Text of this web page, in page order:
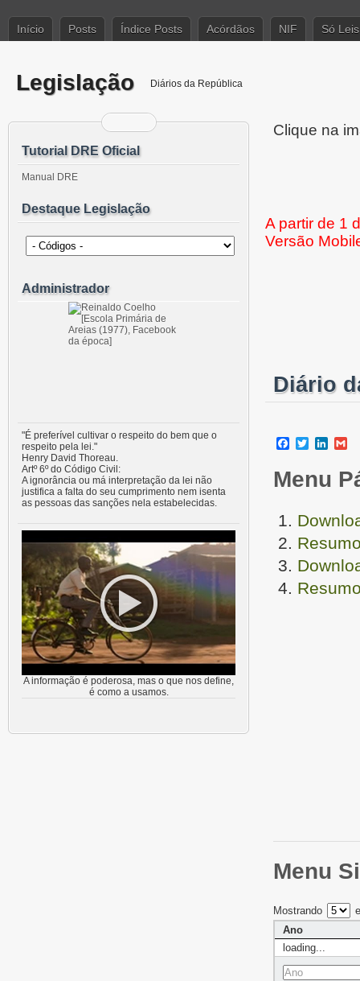
Início Posts Índice Posts Acórdãos NIF Só Leis
Legislação Diários da República
Clique na
A partir de 1
Versão
Diário
Facebook
Twitter
Menu
Menu
Mostrando
Ano
loading...
Tutorial DRE Oficial
Manual DRE
Destaque Legislação
Administrador
"É preferível cultivar o respeito do bem que o
respeito pela lei."
Henry David Thoreau.
Artº 6º do Código Civil:
A ignorância ou má interpretação da lei não
justifica a falta do seu cumprimento nem isenta
as pessoas das sanções nela estabelecidas.
A informação é poderosa, mas o que nos define,
é como a usamos.